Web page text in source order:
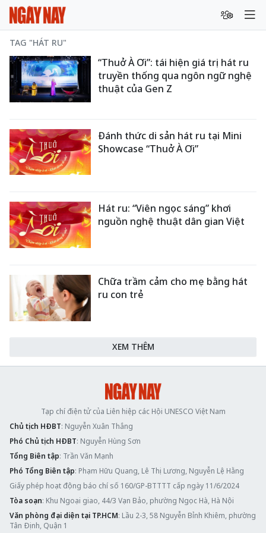
TAG "HÁT RU"
“Thuở À Ơi”: tái hiện giá trị hát ru
truyền thống qua ngôn ngữ nghệ
thuật của Gen Z
Đánh thức di sản hát ru tại Mini
Showcase “Thuở À Ơi”
Hát ru: “Viên ngọc sáng” khơi
nguồn nghệ thuật dân gian Việt
Chữa trầm cảm cho mẹ bằng hát
ru con trẻ
XEM THÊM
Tạp chí điện tử của Liên hiệp các Hội UNESCO Việt Nam
Chủ tịch HĐBT: Nguyễn Xuân Thắng
Phó Chủ tịch HĐBT: Nguyễn Hùng Sơn
Tổng Biên tập: Trần Văn Mạnh
Phó Tổng Biên tập: Phạm Hữu Quang, Lê Thị Lương, Nguyễn Lệ Hằng
Giấy phép hoạt động báo chí số 160/GP-BTTTT cấp ngày 11/6/2024
Tòa soạn: Khu Ngoại giao, 44/3 Vạn Bảo, phường Ngọc Hà, Hà Nội
Văn phòng đại diện tại TP.HCM: Lầu 2-3, 58 Nguyễn Bỉnh Khiêm, phường
Tân Định, Quận 1